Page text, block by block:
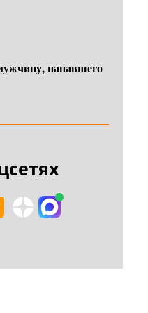
напавшего